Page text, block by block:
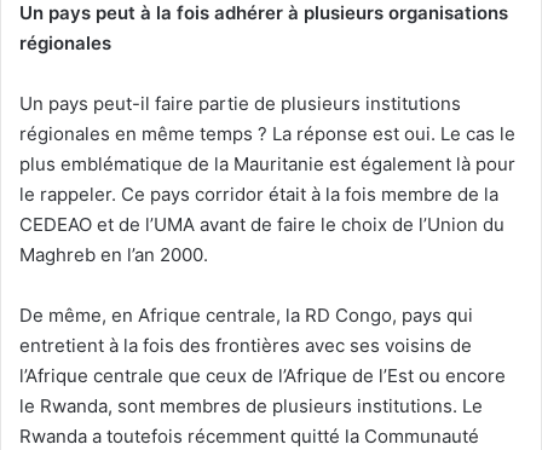
Un pays peut à la fois adhérer à plusieurs organisations
régionales
Un pays peut-il faire partie de plusieurs institutions
régionales en même temps ? La réponse est oui. Le cas le
plus emblématique de la Mauritanie est également là pour
le rappeler. Ce pays corridor était à la fois membre de la
CEDEAO et de l’UMA avant de faire le choix de l’Union du
Maghreb en l’an 2000.
De même, en Afrique centrale, la RD Congo, pays qui
entretient à la fois des frontières avec ses voisins de
l’Afrique centrale que ceux de l’Afrique de l’Est ou encore
le Rwanda, sont membres de plusieurs institutions. Le
Rwanda a toutefois récemment quitté la Communauté